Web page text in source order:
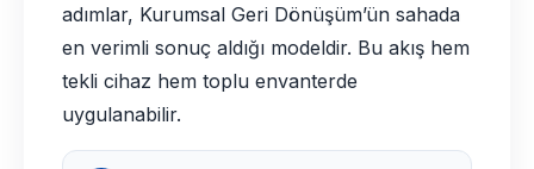
adımlar, Kurumsal Geri Dönüşüm’ün sahada
en verimli sonuç aldığı modeldir. Bu akış hem
tekli cihaz hem toplu envanterde
uygulanabilir.